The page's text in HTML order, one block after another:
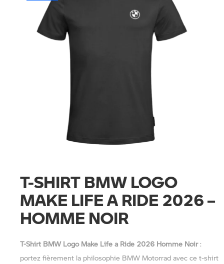
T-SHIRT BMW LOGO
MAKE LIFE A RIDE 2026 –
HOMME NOIR
T-Shirt BMW Logo Make Life a Ride 2026 Homme Noir:
portez fièrement la philosophie BMW Motorrad avec ce t-shirt